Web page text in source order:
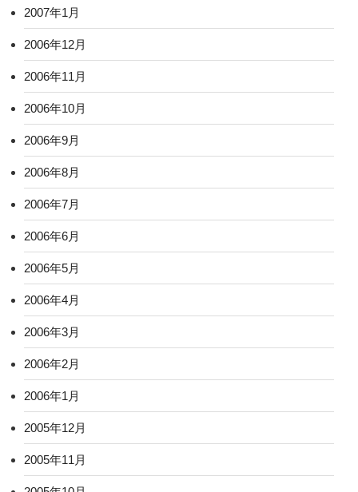
2007年1月
2006年12月
2006年11月
2006年10月
2006年9月
2006年8月
2006年7月
2006年6月
2006年5月
2006年4月
2006年3月
2006年2月
2006年1月
2005年12月
2005年11月